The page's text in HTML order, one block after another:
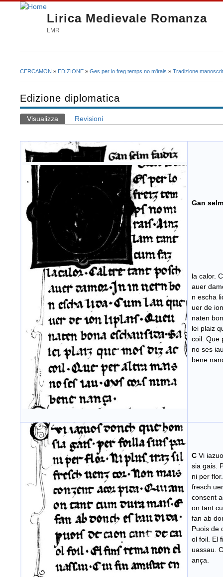
Lirica Medievale Romanza
LMR
CERCAMON » EDIZIONE » Ges per lo freg temps no m'irais » Tradizione
Edizione diplomatica
Schede primarie
Visualizza (scheda attiva)
Revisioni
Gan
la calor.
auer
n escha
uer de
naten
lei plaiz
coil. Que
no ses
bene
C Vi
sia gais.
ni per
fresch
consent
on tant
fan ab
Puois de
ol foil. El
uassau.
ança.